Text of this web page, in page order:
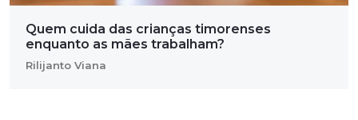
Quem cuida das crianças timorenses
enquanto as mães trabalham?
Rilijanto Viana